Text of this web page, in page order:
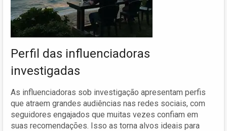
Perfil das influenciadoras
investigadas
As influenciadoras sob investigação apresentam perfis
que atraem grandes audiências nas redes sociais, com
seguidores engajados que muitas vezes confiam em
suas recomendações. Isso as torna alvos ideais para